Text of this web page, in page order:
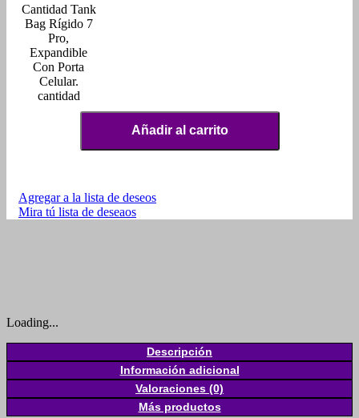
Tank
Bag Rígido 7
Pro,
Expandible
Con Porta
Celular.
cantidad
Añadir al carrito
Agregar a la lista de deseos
Mira tú lista de deseaos
Loading...
Descripción
Información adicional
Valoraciones (0)
Más productos